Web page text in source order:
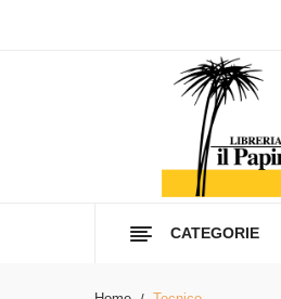
CATEGORIE